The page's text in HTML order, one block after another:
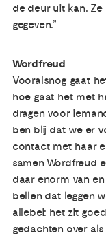
de deur uit kan.
gegeven.”
Wordfreud
Vooralsnog gaat
hoe gaat het met
dragen voor
ben blij dat we er
contact met haar
samen Wordfreud
daar enorm van
bellen dat leggen
allebei: het zit
gedachten over